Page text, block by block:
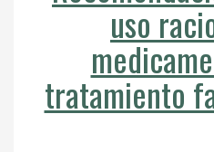
uso
tratamiento